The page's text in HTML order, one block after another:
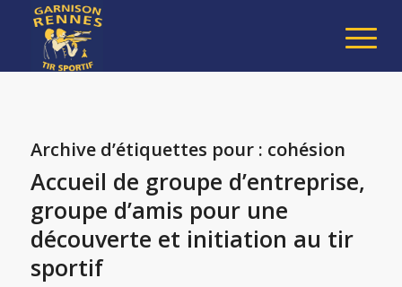
Archive d’étiquettes pour : cohésion
Accueil de groupe d’entreprise,
groupe d’amis pour une
découverte et initiation au tir
sportif